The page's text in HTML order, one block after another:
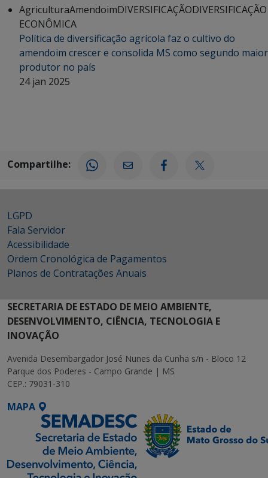
AgriculturaAmendoimDIVERSIFICAÇÃODIVERSIFICAÇÃO
ECONÔMICA
Política de diversificação agrícola faz o cultivo do
amendoim crescer e consolida MS como segundo maior
produtor no país
24 jan 2025
Compartilhe:
LGPD
Fala Servidor
Acessibilidade
Ordem Cronológica de Pagamentos
Planos de Contratações Anuais
SECRETARIA DE ESTADO DE MEIO AMBIENTE,
DESENVOLVIMENTO, CIÊNCIA, TECNOLOGIA E
INOVAÇÃO
Avenida Desembargador José Nunes da Cunha s/n - Bloco 12
Parque dos Poderes - Campo Grande | MS
CEP.: 79031-310
MAPA